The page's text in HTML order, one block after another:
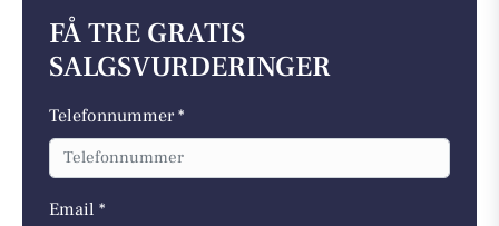
FÅ TRE GRATIS
SALGSVURDERINGER
Telefonnummer *
Email *